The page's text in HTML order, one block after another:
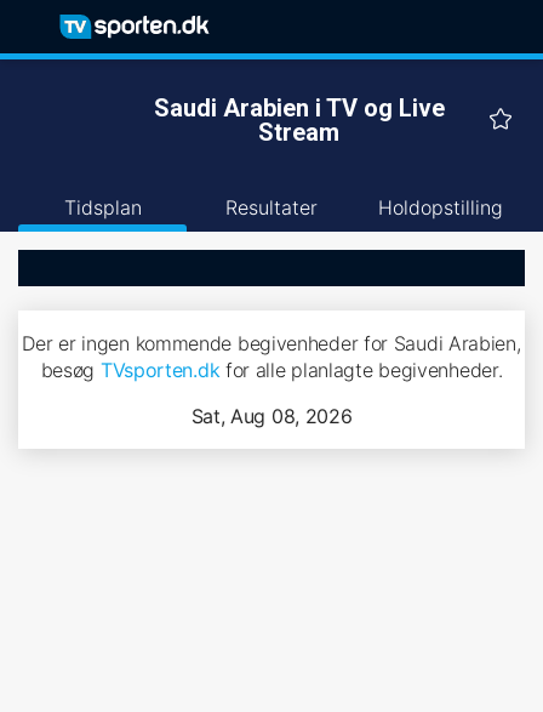
Saudi Arabien i TV og Live
Stream
Tidsplan Resultater Holdopstilling
Der er ingen kommende begivenheder for Saudi Arabien,
besøg TVsporten.dkfor alle planlagte begivenheder.
Sat, Aug 08, 2026